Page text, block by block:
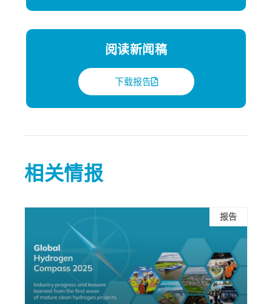
阅读新闻稿
下载报告
相关情报
报告